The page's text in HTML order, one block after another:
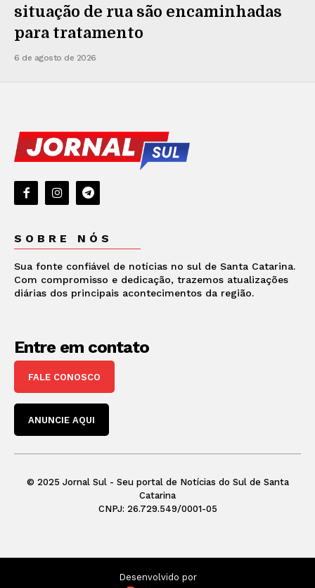
situação de rua são encaminhadas
para tratamento
6 de agosto de 2026
SOBRE NÓS
Sua fonte confiável de notícias no sul de Santa Catarina.
Com compromisso e dedicação, trazemos atualizações
diárias dos principais acontecimentos da região.
Entre em contato
FALE CONOSCO
ANUNCIE AQUI
© 2025 Jornal Sul - Seu portal de Notícias do Sul de Santa
Catarina
CNPJ: 26.729.549/0001-05
Desenvolvido por